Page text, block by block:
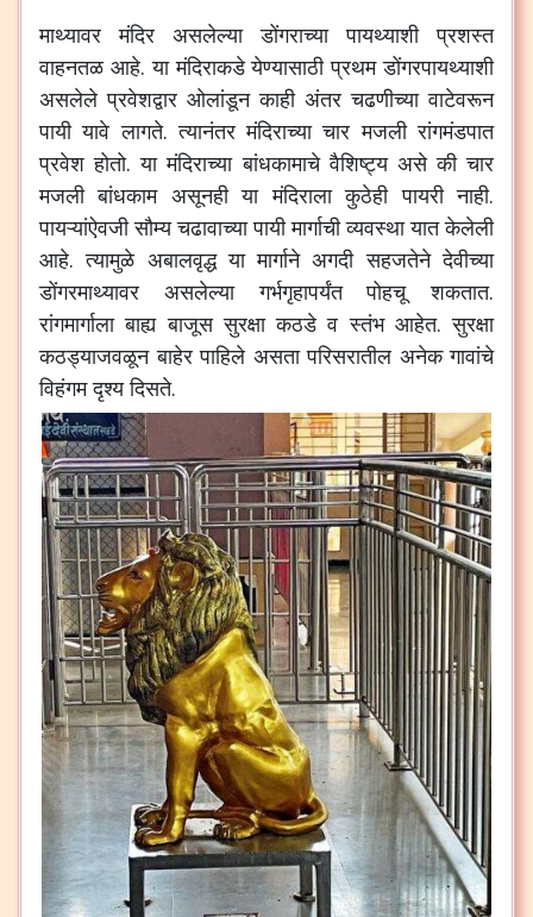
माथ्यावर
मंदिर असलेल्या डोंगराच्या पायथ्याशी
प्रशस्त
वाहनतळ आहे.या मंदिराकडे येण्यासाठी प्रथम डोंगरपायथ्याशी
असलेले प्रवेशद्वार ओलांडून काही अंतर चढणीच्या वाटेवरून
पायी यावे लागते.त्यानंतर मंदिराच्या चार मजली रांगमंडपात
प्रवेश होतो.या मंदिराच्या बांधकामाचे वैशिष्ट्य असे की चार
मजली बांधकाम असूनही या मंदिराला कुठेही पायरी नाही.
पायऱ्यांऐवजी सौम्य चढावाच्या पायी मार्गाची व्यवस्था यात केलेली
आहे.त्यामुळे अबालवृद्ध या मार्गाने अगदी सहजतेने देवीच्या
डोंगरमाथ्यावर
असलेल्या गर्भगृहापर्यंत पोहचू शकतात.
रांगमार्गाला बाह्य बाजूस सुरक्षा कठडे व स्तंभ आहेत.सुरक्षा
कठड्याजवळून बाहेर पाहिले असता परिसरातील अनेक गावांचे
विहंगम दृश्य दिसते.